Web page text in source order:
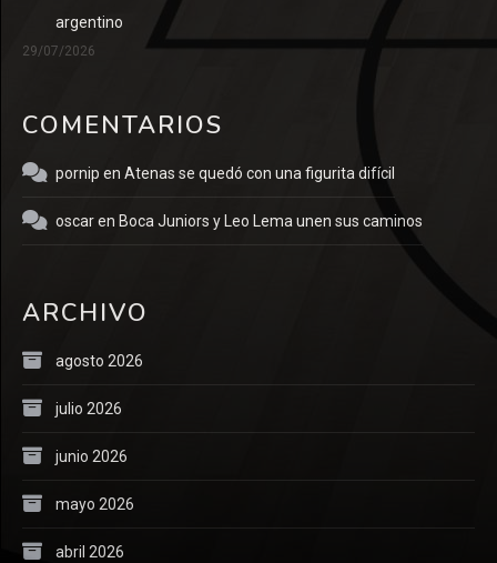
argentino
29/07/2026
COMENTARIOS
pornip en Atenas se quedó con una figurita difícil
oscaren Boca Juniors y Leo Lema unen sus caminos
ARCHIVO
agosto 2026
julio 2026
junio 2026
mayo 2026
abril 2026